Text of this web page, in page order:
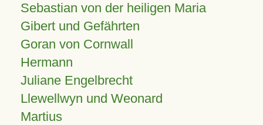
Sebastian von der heiligen Maria
Gibert und Gefährten
Goran von Cornwall
Hermann
Juliane Engelbrecht
Llewellwyn und Weonard
Martius